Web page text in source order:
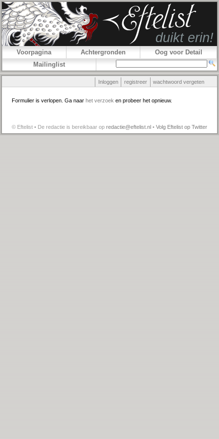
Voorpagina Achtergronden
Oog voor Detail
Mailinglist
Inloggen registreer wachtwoord vergeten
Formulier is verlopen. Ga naar het verzoek en probeer het opnieuw.
© Eftelist • De redactie is bereikbaar op redactie@eftelist.nl • Volg Eftelist op Twitter